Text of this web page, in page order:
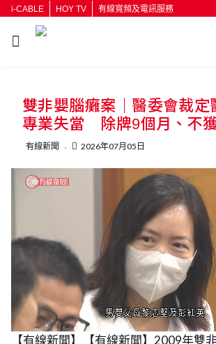
i-CABLE HOY TV 有線寬頻及電訊服務
按輸入鍵開始搜尋
雙非嬰腦癱案｜醫委會裁定
專業失當 除牌9個月、不
有線新聞 2026年07月05日
U
n
m
L
a
【有線新聞】【有線新聞】2009年雙